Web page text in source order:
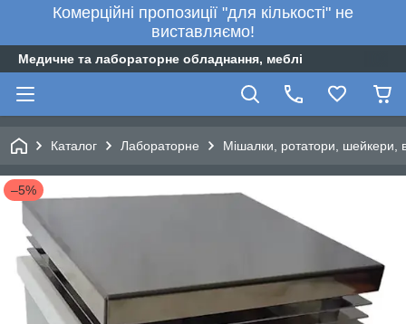
Комерційні пропозиції "для кількості" не
виставляємо!
Медичне та лабораторне обладнання, меблі
Каталог Лабораторне Мішалки, ротатори, шейкери,
–5%